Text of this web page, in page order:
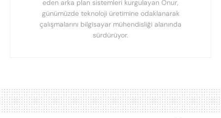
eden arka plan sistemleri kurgulayan Onur,
günümüzde teknoloji üretimine odaklanarak
çalışmalarını bilgisayar mühendisliği alanında
sürdürüyor.